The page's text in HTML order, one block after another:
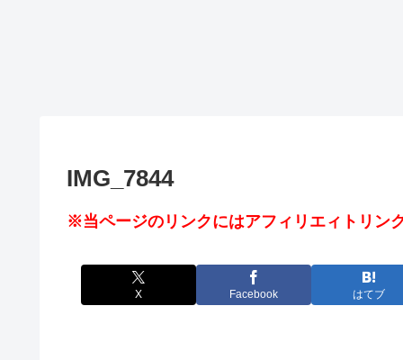
IMG_7844
※当ページのリンクにはアフィリエィトリン
X Facebook はてブ